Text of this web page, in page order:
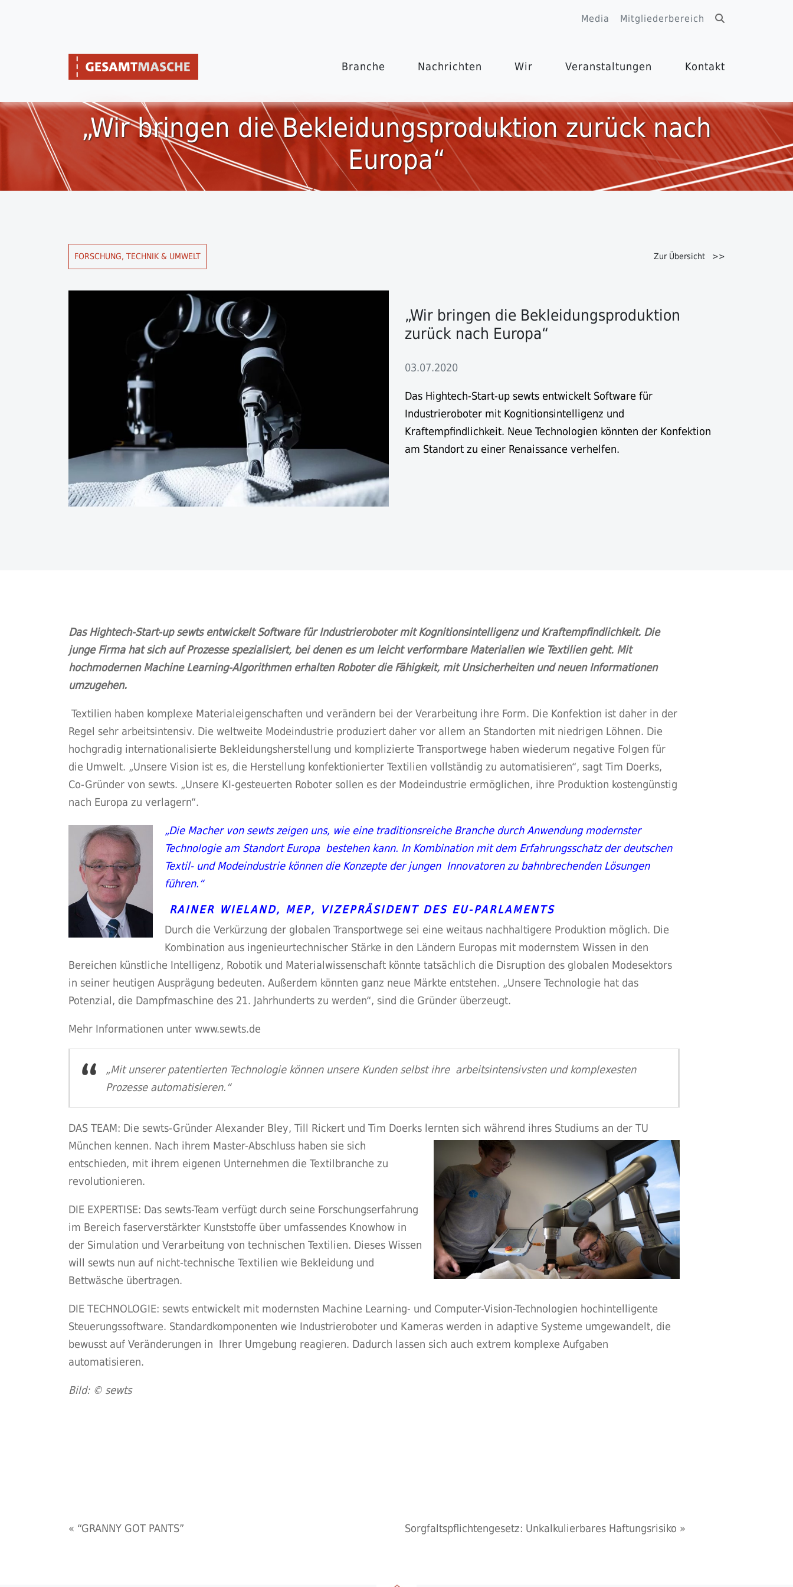
Media Mitgliederbereich
Branche Nachrichten Wir Veranstaltungen Kontakt
„Wir bringen die Bekleidungsproduktion zurück nach
Europa“
FORSCHUNG, TECHNIK & UMWELT Zur Übersicht >>
„Wir bringen die Bekleidungsproduktion
zurück nach Europa“
03.07.2020
Das Hightech-Start-up sewts entwickelt Software für
Industrieroboter mit Kognitionsintelligenz und
Kraftempfindlichkeit. Neue Technologien könnten der Konfektion
am Standort zu einer Renaissance verhelfen.
Das Hightech-Start-up sewts entwickelt Software für Industrieroboter mit Kognitionsintelligenz und Kraftempfindlichkeit. Die
junge Firma hat sich auf Prozesse spezialisiert, bei denen es um leicht verformbare Materialien wie Textilien geht. Mit
hochmodernen Machine Learning-Algorithmen erhalten Roboter die Fähigkeit, mit Unsicherheiten und neuen Informationen
umzugehen.
Textilien haben komplexe Materialeigenschaften und verändern bei der Verarbeitung ihre Form. Die Konfektion ist daher in der
Regel sehr arbeitsintensiv. Die weltweite Modeindustrie produziert daher vor allem an Standorten mit niedrigen Löhnen. Die
hochgradig internationalisierte Bekleidungsherstellung und komplizierte Transportwege haben wiederum negative Folgen für
die Umwelt. „Unsere Vision ist es, die Herstellung konfektionierter Textilien vollständig zu automatisieren“, sagt Tim Doerks,
Co-Gründer von sewts. „Unsere KI-gesteuerten Roboter sollen es der Modeindustrie ermöglichen, ihre Produktion kostengünstig
nach Europa zu verlagern“.
„Die Macher von sewts zeigen uns, wie eine traditionsreiche Branche durch Anwendung modernster
Technologie am Standort Europa bestehen kann. In Kombination mit dem Erfahrungsschatz der deutschen
Textil- und Modeindustrie können die Konzepte der jungen Innovatoren zu bahnbrechenden Lösungen
führen.“
RAINER WIELAND, MEP, VIZEPRÄSIDENT DES EU-PARLAMENTS
Durch die Verkürzung der globalen Transportwege sei eine weitaus nachhaltigere Produktion möglich. Die
Kombination aus ingenieurtechnischer Stärke in den Ländern Europas mit modernstem Wissen in den
Bereichen künstliche Intelligenz, Robotik und Materialwissenschaft könnte tatsächlich die Disruption des globalen Modesektors
in seiner heutigen Ausprägung bedeuten. Außerdem könnten ganz neue Märkte entstehen. „Unsere Technologie hat das
Potenzial, die Dampfmaschine des 21. Jahrhunderts zu werden“, sind die Gründer überzeugt.
Mehr Informationen unter www.sewts.de
„Mit unserer patentierten Technologie können unsere Kunden selbst ihre arbeitsintensivsten und komplexesten
Prozesse automatisieren.“
DAS TEAM: Die sewts-Gründer Alexander Bley, Till Rickert und Tim Doerks lernten sich während ihres Studiums an der TU
München kennen. Nach ihrem Master-Abschluss haben sie sich
entschieden, mit ihrem eigenen Unternehmen die Textilbranche zu
revolutionieren.
DIE EXPERTISE: Das sewts-Team verfügt durch seine Forschungserfahrung
im Bereich faserverstärkter Kunststoffe über umfassendes Knowhow in
der Simulation und Verarbeitung von technischen Textilien. Dieses Wissen
will sewts nun auf nicht-technische Textilien wie Bekleidung und
Bettwäsche übertragen.
DIE TECHNOLOGIE: sewts entwickelt mit modernsten Machine Learning- und Computer-Vision-Technologien hochintelligente
Steuerungssoftware. Standardkomponenten wie Industrieroboter und Kameras werden in adaptive Systeme umgewandelt, die
bewusst auf Veränderungen in Ihrer Umgebung reagieren. Dadurch lassen sich auch extrem komplexe Aufgaben
automatisieren.
Bild: © sewts
« “GRANNY GOT PANTS” Sorgfaltspflichtengesetz: Unkalkulierbares Haftungsrisiko »